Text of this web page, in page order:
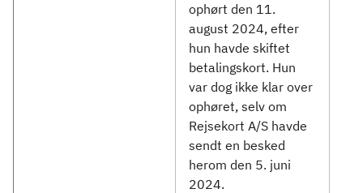
ophørt den 11.
august 2024, efter
hun havde skiftet
betalingskort. Hun
var dog ikke klar over
ophøret, selv om
Rejsekort A/S havde
sendt en besked
herom den 5. juni
2024.